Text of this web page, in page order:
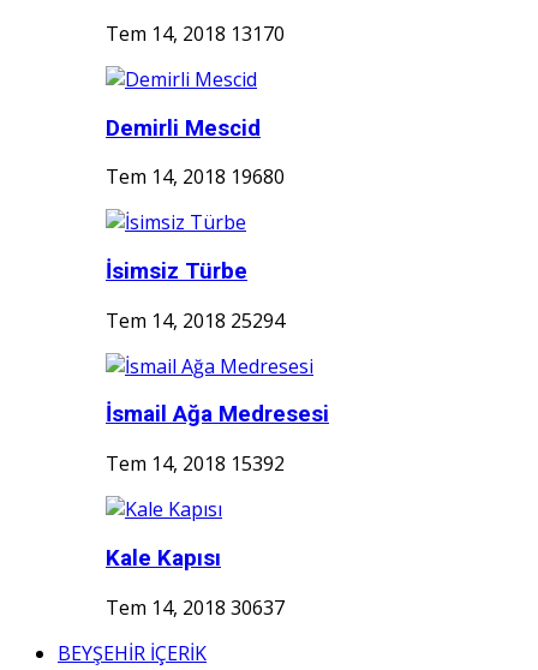
Tem 14, 2018 13170
Demirli Mescid
Tem 14, 2018 19680
İsimsiz Türbe
Tem 14, 2018 25294
İsmail Ağa Medresesi
Tem 14, 2018 15392
Kale Kapısı
Tem 14, 2018 30637
BEYŞEHİR İÇERİK